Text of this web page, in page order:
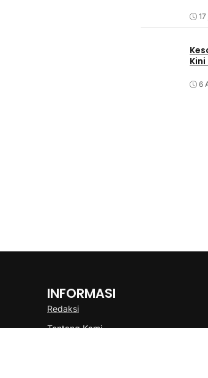
6
INFORMASI
Redaksi
Tentang Kami